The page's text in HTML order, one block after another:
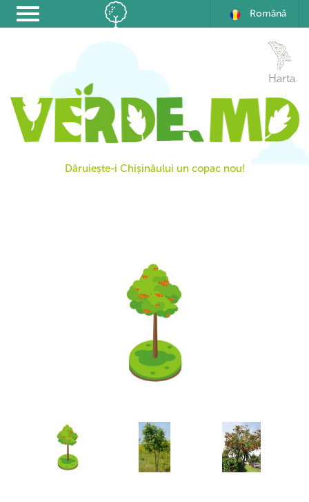
Română
Dăruiește-i Chișinăului un copac nou!
Harta